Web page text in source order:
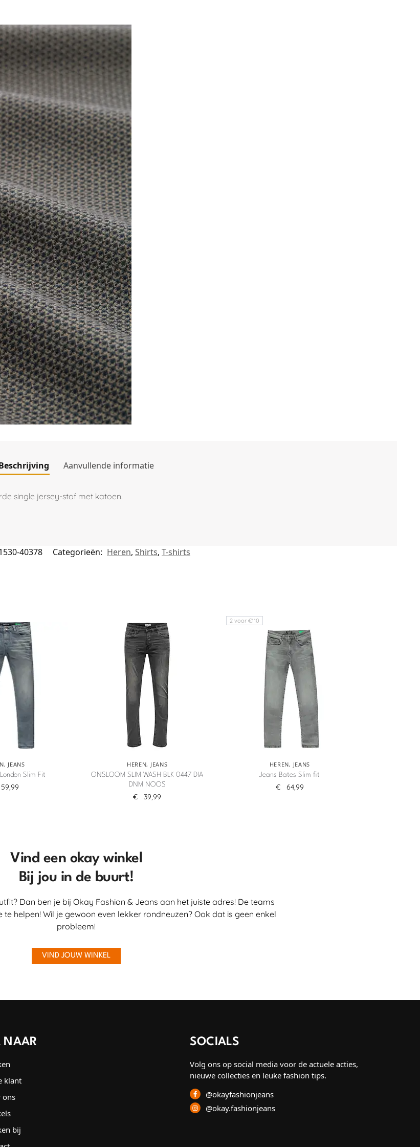
Aanvullende informatie
single jersey-stof met katoen.
40378 Categorieën: Heren, Shirts, T-shirts
, JEANS
Slim Fit
59,99
HEREN, JEANS
ONSLOOM SLIM WASH BLK 0447 DIA
DNM NOOS
€ 39,99
2 voor €110
HEREN, JEANS
Jeans Bates Slim fit
€ 64,99
Vind een okay winkel
Bij jou in de buurt!
Dan ben je bij Okay Fashion & Jeans aan het juiste adres! De teams
helpen! Wil je gewoon even lekker rondneuzen? Ook dat is geen enkel
probleem!
VIND JOUW WINKEL
NAAR
klant
ons
bij
SOCIALS
Volg ons op social media voor de actuele acties,
nieuwe collecties en leuke fashion tips.
@okayfashionjeans
@okay.fashionjeans